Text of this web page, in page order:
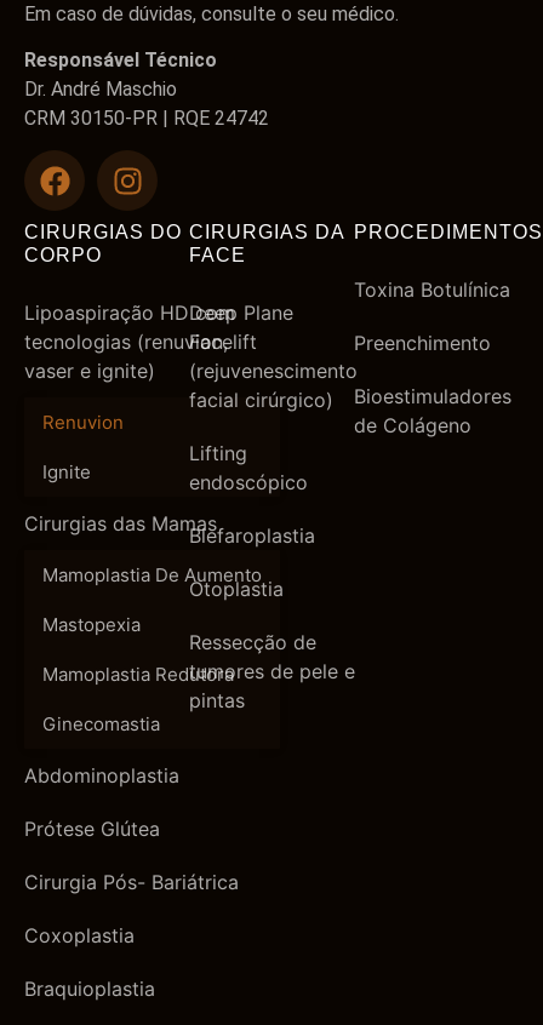
Em caso de dúvidas, consulte o seu médico.
Responsável Técnico
Dr. André Maschio
CRM 30150-PR | RQE 24742
CIRURGIAS DO
CORPO
Lipoaspiração HD com
tecnologias (renuvion,
vaser e ignite)
Renuvion
Ignite
Cirurgias das Mamas
Mamoplastia De Aumento
Mastopexia
Mamoplastia Redutora
Ginecomastia
Abdominoplastia
Prótese Glútea
Cirurgia Pós- Bariátrica
Coxoplastia
Braquioplastia
CIRURGIAS DA
FACE
Deep Plane
Facelift
(rejuvenescimento
facial cirúrgico)
Lifting
endoscópico
Blefaroplastia
Otoplastia
Ressecção de
tumores de pele e
pintas
PROCEDIMENTOS
Toxina Botulínica
Preenchimento
Bioestimuladores
de Colágeno